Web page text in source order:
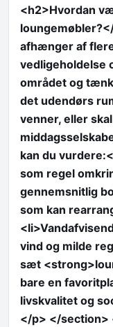
<h2>Hvordan
afhænger af
vedligeholdelse
området og
det udendørs
venner, eller
kan du
som regel
gennemsnitlig
som kan
vind og milde
sæt
bare en
livskvalitet og
</p> </section>